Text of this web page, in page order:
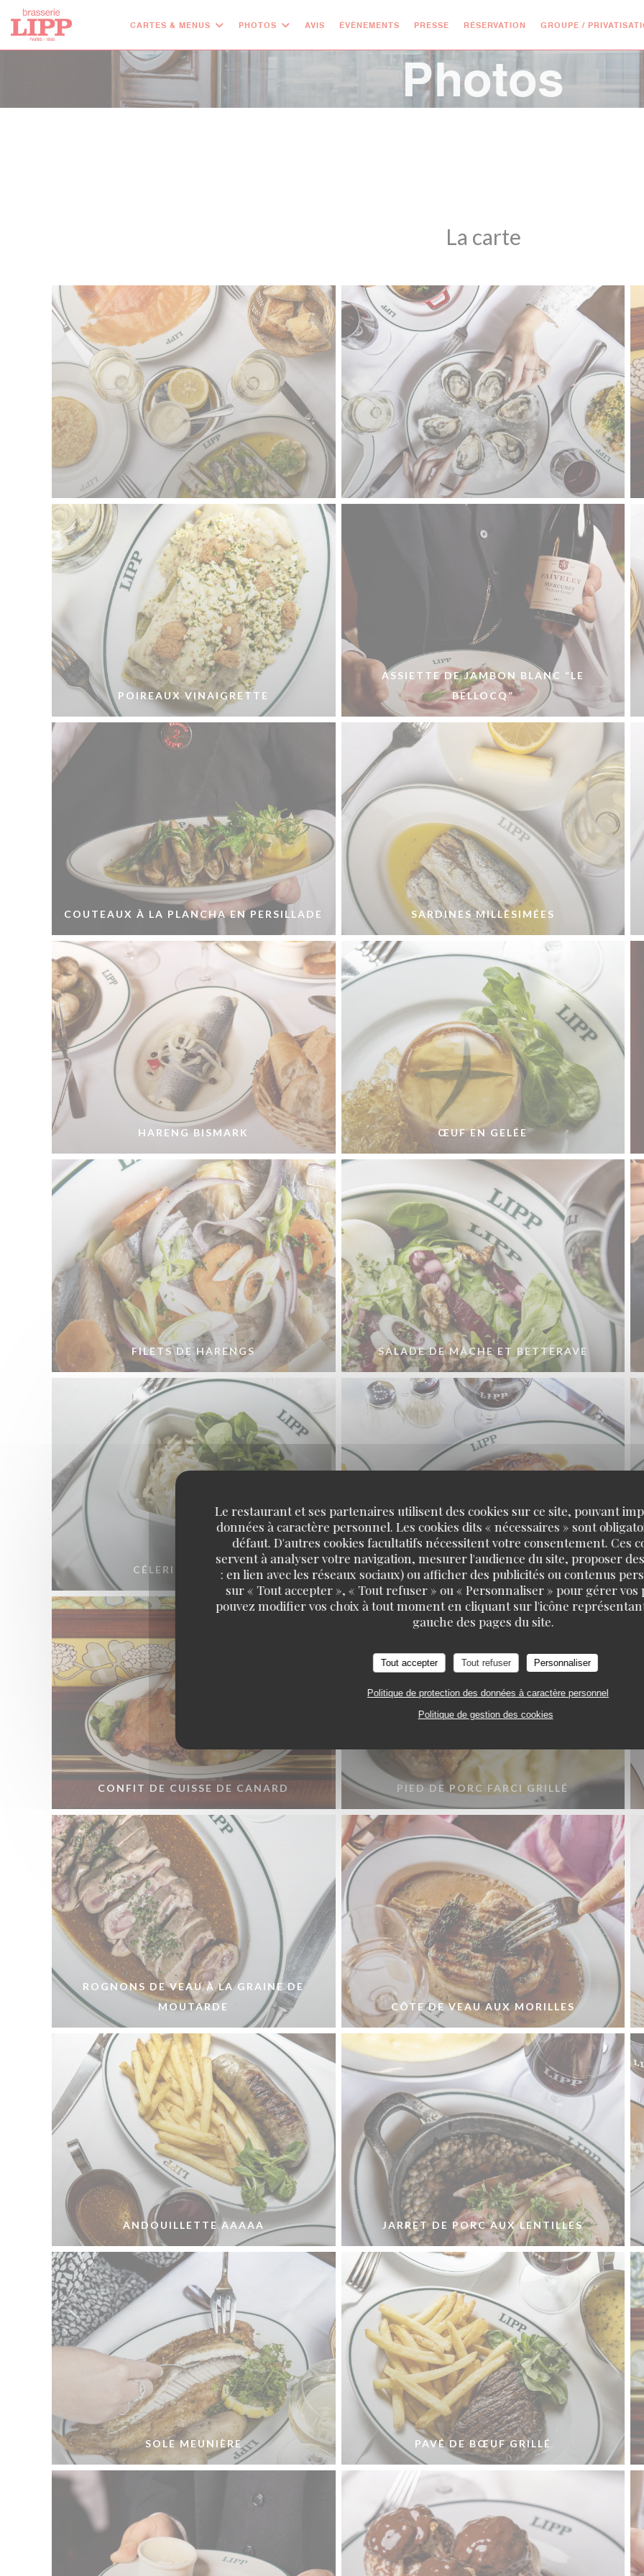
Personnalisation de vos choix en matière de cookies
Le restaurant et ses partenaires utilisent des cookies sur ce site, pouvant
données à caractère personnel. Les cookies dits « nécessaires » sont
défaut. D'autres cookies facultatifs nécessitent votre consentement. Ces
servent à analyser votre navigation, mesurer l'audience du site, proposer
: en lien avec les réseaux sociaux) ou afficher des publicités ou contenus
sur « Tout accepter », « Tout refuser » ou « Personnaliser » pour gérer vos
pouvez modifier vos choix à tout moment en cliquant sur l'icône
gauche des pages du site.
Tout accepter Tout refuser Personnaliser
Politique de protection des données à caractère personnel
Politique de gestion des cookies
CARTES & MENUS PHOTOS AVIS ÉVÈNEMENTS PRESSE RÉSERVATION GROUPE /
Photos
La carte
POIREAUX VINAIGRETTE
ASSIETTE DE JAMBON BLANC “LE
BELLOCQ”
COUTEAUX À LA PLANCHA EN PERSILLADE SARDINES MILLÉSIMÉES
HARENG BISMARK ŒUF EN GELÉE
FILETS DE HARENGS SALADE DE MÂCHE ET BETTERAVE
CÉLERI RÉMOULADE QUART DE POULET FROID
CONFIT DE CUISSE DE CANARD PIED DE PORC FARCI GRILLÉ
ROGNONS DE VEAU À LA GRAINE DE
MOUTARDE
CÔTE DE VEAU AUX MORILLES
ANDOUILLETTE AAAAA JARRET DE PORC AUX LENTILLES
SOLE MEUNIÈRE PAVÉ DE BŒUF GRILLÉ